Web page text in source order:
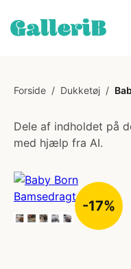
Forside / Dukketøj /
Dele af indholdet på
med hjælp fra AI.
-17%